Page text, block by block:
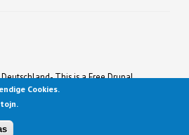
This is a Free Drupal
Theme
the Open Source Community by
by
Cookies.